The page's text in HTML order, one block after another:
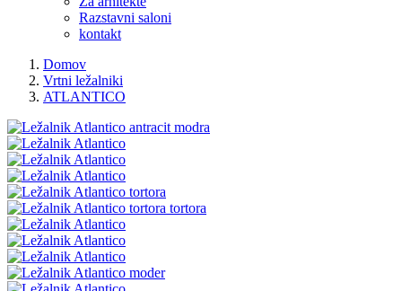
Razstavni saloni
kontakt
Domov
Vrtni ležalniki
ATLANTICO